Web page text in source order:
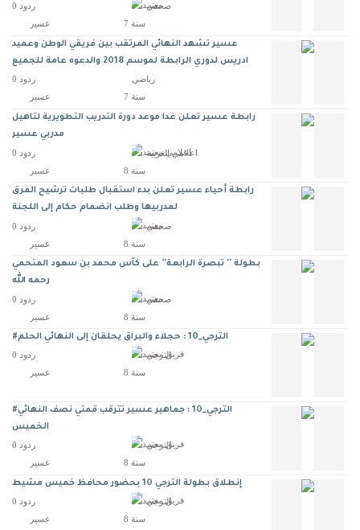
0 ردود
صحفي
عسير
7 سنة
عسير تشهد النهائي المرتقب بين فريقي الوطن وعميد
ادريس لدوري الرابطة لموسم 2018 والدعوه عامة للجميع
0 ردود
رياضي
عسير
7 سنة
رابطة عسير تعلن غدا موعد دورة التدريب التطويرية لتاهيل
مدربي عسير
0 ردود
اعلامي الغربية
عسير
8 سنة
رابطة أحياء عسير تعلن بدء استقبال طلبات ترشيح الفرق
لمدربيها وطلب انضمام حكام إلى اللجنة
0 ردود
صحفي
عسير
8 سنة
بطولة '' تبصرة الرابعة'' على كآس محمد بن سعود المتحمي
رحمه الله
0 ردود
صحفي
عسير
8 سنة
#الترجي_10 : حجلاء والبراق يحلقان إلى النهائي الحلم
0 ردود
الترجي
عسير
8 سنة
#الترجي_10 : جماهير عسير تترقب قمتي نصف النهائي
الخميس
0 ردود
الترجي
عسير
8 سنة
إنطلاق بطولة الترجي 10 بحضور محافظ خميس مشيط
0 ردود
الترجي
عسير
8 سنة